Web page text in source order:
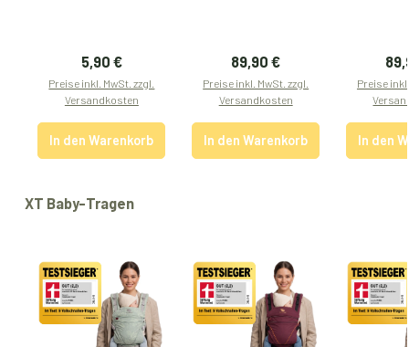
Regulärer Preis:
5,90 €
Preise inkl. MwSt. zzgl.
Versandkosten
In den Warenkorb
Regulärer Preis:
89,90 €
Preise inkl. MwSt. zzgl.
Versandkosten
In den Warenkorb
Preise
In den
Produktgalerie überspringen
XT Baby-Tragen